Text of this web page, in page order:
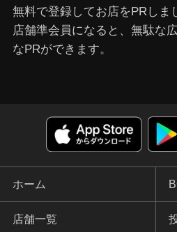
無料で登録してお店をPRしま
店舗準会員になると、無駄な
なPRができます。
ホーム
店舗一覧